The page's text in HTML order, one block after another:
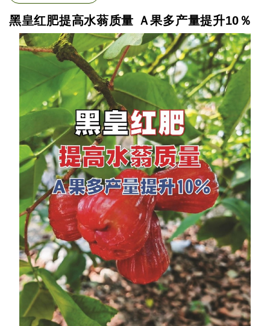
黑皇红肥提高水蓊质量 Ａ果多产量提升10％